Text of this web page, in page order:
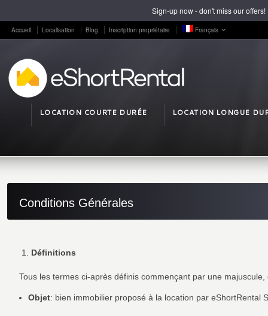
Accueil Localisation Blog Inscription propriétaire Français
LOCATION COURTE DURÉE LOCATION LONGUE
Conditions Générales
Définitions
Tous les termes ci-après définis commençant par une
Objet: bien immobilier proposé à la location par eShortRental
Sign-up now - don't miss our offers!